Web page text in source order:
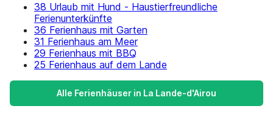
38 Urlaub mit Hund - Haustierfreundliche
Ferienunterkünfte
36 Ferienhaus mit Garten
31 Ferienhaus am Meer
29 Ferienhaus mit BBQ
25 Ferienhaus auf dem Lande
Alle Ferienhäuser in La Lande-d'Airou